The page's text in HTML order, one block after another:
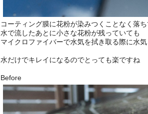
コーティング膜に花粉が染みつくことなく落ち
水で流したあとに小さな花粉が残っていても
マイクロファイバーで水気を拭き取る際に水
水だけでキレイになるのでとっても楽ですね
Before